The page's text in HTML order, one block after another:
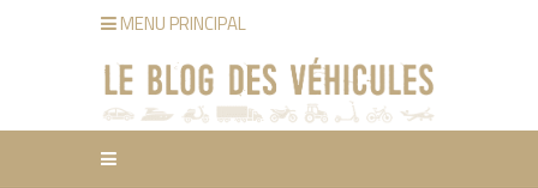
MENU PRINCIPAL